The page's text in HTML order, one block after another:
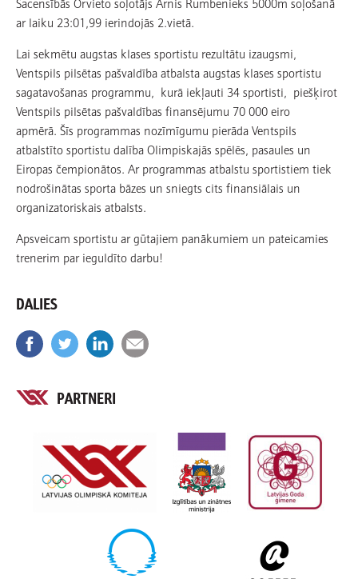
ar laiku 23:01,99 ierindojās 2.vietā.
Lai sekmētu augstas klases sportistu rezultātu izaugsmi,
Ventspils pilsētas pašvaldība atbalsta augstas klases sportistu
sagatavošanas programmu, kurā iekļauti 34 sportisti, piešķirot
Ventspils pilsētas pašvaldības finansējumu 70 000 eiro
apmērā. Šīs programmas nozīmīgumu pierāda Ventspils
atbalstīto sportistu dalība Olimpiskajās spēlēs, pasaules un
Eiropas čempionātos. Ar programmas atbalstu sportistiem tiek
nodrošinātas sporta bāzes un sniegts cits finansiālais un
organizatoriskais atbalsts.
Apsveicam sportistu ar gūtajiem panākumiem un pateicamies
trenerim par ieguldīto darbu!
DALIES
PARTNERI